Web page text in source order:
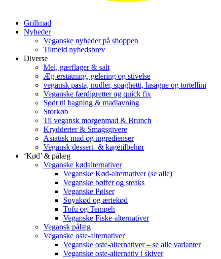
Grillmad
Nyheder
Veganske nyheder på shoppen
Tilmeld nyhedsbrev
Diverse
Mel, gærflager & salt
Æg-erstatning, gelering og stivelse
vegansk pasta, nudler, spaghetti, lasagne og tortellini
Veganske færdigretter og quick fix
Sødt til bagning & madlavning
Storkøb
Til vegansk morgenmad & Brunch
Krydderier & Smagsgivere
Asiatisk mad og ingredienser
Vegansk dessert- & kagetilbehør
‘Kød’ & pålæg
Veganske kødalternativer
Veganske Kød-alternativer (se alle)
Veganske bøffer og steaks
Veganske Pølser
Soyakød og ærtekød
Tofu og Tempeh
Veganske Fiske-alternativer
Vegansk pålæg
Veganske oste-alternativer
Veganske oste-alternativer – se alle varianter
Veganske oste-alternativ i skiver